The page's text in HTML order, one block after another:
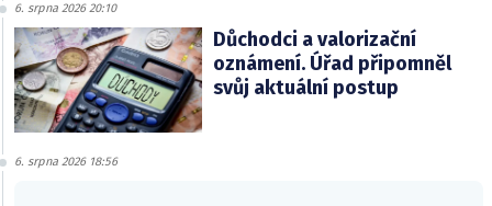
6. srpna 2026 20:10
Důchodci a valorizační
oznámení. Úřad připomněl
svůj aktuální postup
6. srpna 2026 18:56